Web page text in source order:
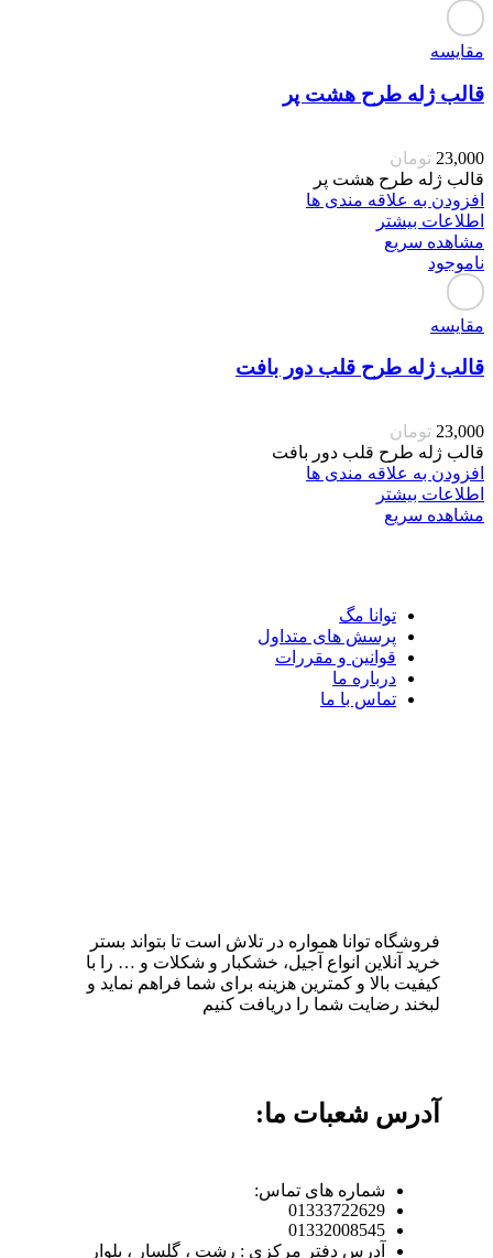
مقایسه
قالب ژله طرح هشت پر
23,000 تومان
قالب ژله طرح هشت پر
افزودن به علاقه مندی ها
اطلاعات بیشتر
مشاهده سریع
ناموجود
مقایسه
قالب ژله طرح قلب دور بافت
23,000 تومان
قالب ژله طرح قلب دور بافت
افزودن به علاقه مندی ها
اطلاعات بیشتر
مشاهده سریع
توانا مگ
پرسش های متداول
قوانین و مقررات
درباره ما
تماس با ما
فروشگاه توانا همواره در تلاش است تا بتواند بستر
خرید آنلاین انواع آجیل، خشکبار و شکلات و … را با
کیفیت بالا و کمترین هزینه برای شما فراهم نماید و
لبخند رضایت شما را دریافت کنیم
آدرس شعبات ما:
شماره های تماس:
01333722629
01332008545
آدرس دفتر مرکزی : رشت ، گلسار ، بلوار